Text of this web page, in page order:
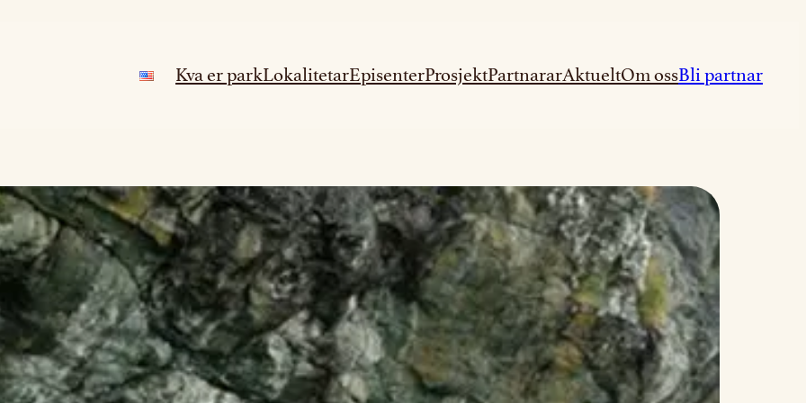
Kva er parkLokalitetarEpisenterProsjektPartnararAktueltOm ossBli partnar